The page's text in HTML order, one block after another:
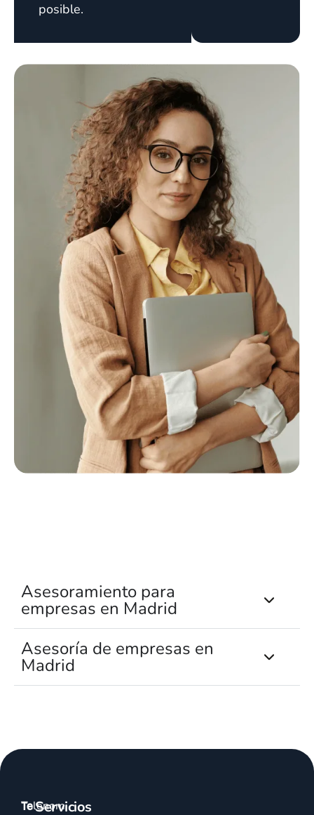
posible.
Asesoramiento para
empresas en Madrid
Asesoría de empresas en
Madrid
Talenom
TeServicios